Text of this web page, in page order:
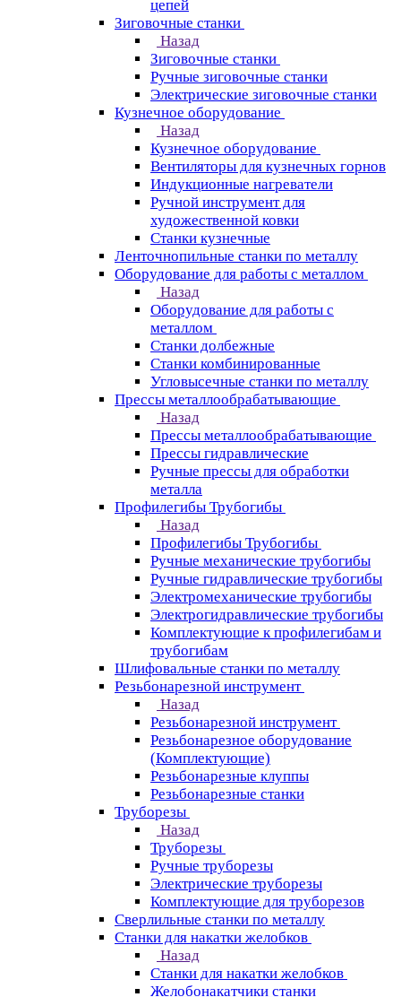
цепей
Зиговочные станки
Назад
Зиговочные станки
Ручные зиговочные станки
Электрические зиговочные станки
Кузнечное оборудование
Назад
Кузнечное оборудование
Вентиляторы для кузнечных горнов
Индукционные нагреватели
Ручной инструмент для
художественной ковки
Станки кузнечные
Ленточнопильные станки по металлу
Оборудование для работы с металлом
Назад
Оборудование для работы с
металлом
Станки долбежные
Станки комбинированные
Угловысечные станки по металлу
Прессы металлообрабатывающие
Назад
Прессы металлообрабатывающие
Прессы гидравлические
Ручные прессы для обработки
металла
Профилегибы Трубогибы
Назад
Профилегибы Трубогибы
Ручные механические трубогибы
Ручные гидравлические трубогибы
Электромеханические трубогибы
Электрогидравлические трубогибы
Комплектующие к профилегибам и
трубогибам
Шлифовальные станки по металлу
Резьбонарезной инструмент
Назад
Резьбонарезной инструмент
Резьбонарезное оборудование
(Комплектующие)
Резьбонарезные клуппы
Резьбонарезные станки
Труборезы
Назад
Труборезы
Ручные труборезы
Электрические труборезы
Комплектующие для труборезов
Сверлильные станки по металлу
Станки для накатки желобков
Назад
Станки для накатки желобков
Желобонакатчики станки